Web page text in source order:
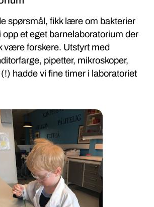
spørsmål, fikk lære om bakterier
opp et eget barnelaboratorium der
være forskere. Utstyrt med
pipetter, mikroskoper,
hadde vi fine timer i laboratoriet